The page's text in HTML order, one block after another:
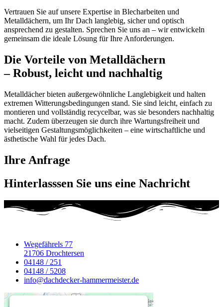
Vertrauen Sie auf unsere Expertise in Blecharbeiten und
Metalldächern, um Ihr Dach langlebig, sicher und optisch
ansprechend zu gestalten. Sprechen Sie uns an – wir entwickeln
gemeinsam die ideale Lösung für Ihre Anforderungen.
Die Vorteile von Metalldächern
– Robust, leicht und nachhaltig
Metalldächer bieten außergewöhnliche Langlebigkeit und halten
extremen Witterungsbedingungen stand. Sie sind leicht, einfach zu
montieren und vollständig recycelbar, was sie besonders nachhaltig
macht. Zudem überzeugen sie durch ihre Wartungsfreiheit und
vielseitigen Gestaltungsmöglichkeiten – eine wirtschaftliche und
ästhetische Wahl für jedes Dach.
Ihre Anfrage
Hinterlasssen Sie uns eine Nachricht
Wegefährels 77
21706 Drochtersen
04148 / 251
04148 / 5208
info@dachdecker-hammermeister.de